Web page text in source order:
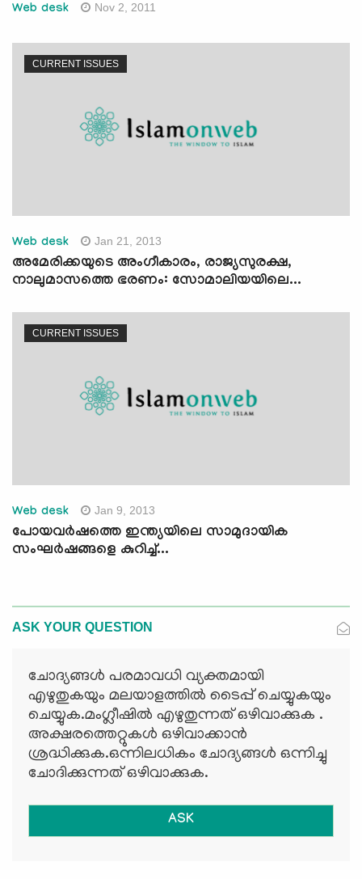
Web desk Nov 2, 2011
CURRENT ISSUES
Web desk Jan 21, 2013
അമേരിക്കയുടെ അംഗീകാരം, രാജ്യസുരക്ഷ,
നാലുമാസത്തെ ഭരണം: സോമാലിയയിലെ...
CURRENT ISSUES
Web desk Jan 9, 2013
പോയവര്‍ഷത്തെ ഇന്ത്യയിലെ സാമുദായിക
സംഘര്‍ഷങ്ങളെ കുറിച്ച്...
ASK YOUR QUESTION
ചോദ്യങ്ങള്‍ പരമാവധി വ്യക്തമായി
എഴുതുകയും മലയാളത്തില്‍ ടൈപ്പ് ചെയ്യുകയും
ചെയ്യുക.മംഗ്ലീഷില്‍ എഴുതുന്നത് ഒഴിവാക്കുക .
അക്ഷരത്തെറ്റുകള്‍ ഒഴിവാക്കാന്‍
ശ്രദ്ധിക്കുക.ഒന്നിലധികം ചോദ്യങ്ങള്‍ ഒന്നിച്ചു
ചോദിക്കുന്നത് ഒഴിവാക്കുക.
ASK